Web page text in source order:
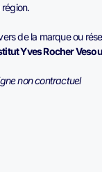
de la marque ou
Yves Rocher
non contractuel